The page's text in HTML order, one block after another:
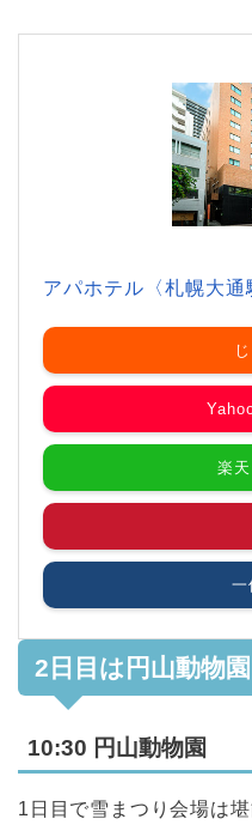
アパホテル〈札幌大通
楽
一
2日目は円山動物
10:30 円山動物園
1日目で雪まつり会場は